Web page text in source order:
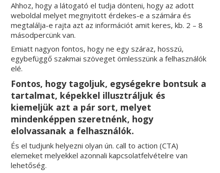
Ahhoz, hogy a látogató el tudja dönteni, hogy az adott
weboldal melyet megnyitott érdekes-e a számára és
megtalálja-e rajta azt az információt amit keres, kb. 2 – 8
másodpercünk van.
Emiatt nagyon fontos, hogy ne egy száraz, hosszú,
egybefüggő szakmai szöveget ömlesszünk a felhasználók
elé.
Fontos, hogy tagoljuk, egységekre bontsuk a
tartalmat, képekkel illusztráljuk és
kiemeljük azt a pár sort, melyet
mindenképpen szeretnénk, hogy
elolvassanak a felhasználók.
És el tudjunk helyezni olyan ún. call to action (CTA)
elemeket melyekkel azonnali kapcsolatfelvételre van
lehetőség.